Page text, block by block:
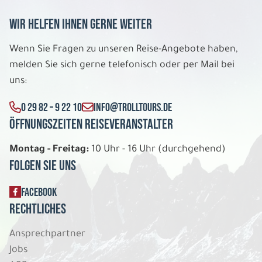
So. 09.08. - Fr. 21.08.2026
Fjells und Fjorde
P.P. AB
13 Tage
Doppelzimmer Standard DU/WC
Wir helfen Ihnen gerne weiter
Wenn Sie Fragen zu unseren Reise-Angebote haben,
melden Sie sich gerne telefonisch oder per Mail bei
uns:
0 29 82 – 9 22 10 INFO@TROLLTOURS.DE
Öffnungszeiten Reiseveranstalter
Montag - Freitag: 10 Uhr - 16 Uhr (durchgehend)
Folgen Sie uns
FACEBOOK
Rechtliches
Ansprechpartner
Jobs